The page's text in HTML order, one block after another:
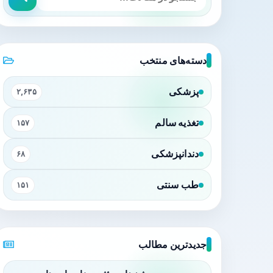
دسته‌های منتخب
پزشکی ۲,۶۳۵
تغذیه سالم ۱۵۷
دندانپزشکی ۶۸
طب سنتی ۱۵۱
جدیدترین مطالب